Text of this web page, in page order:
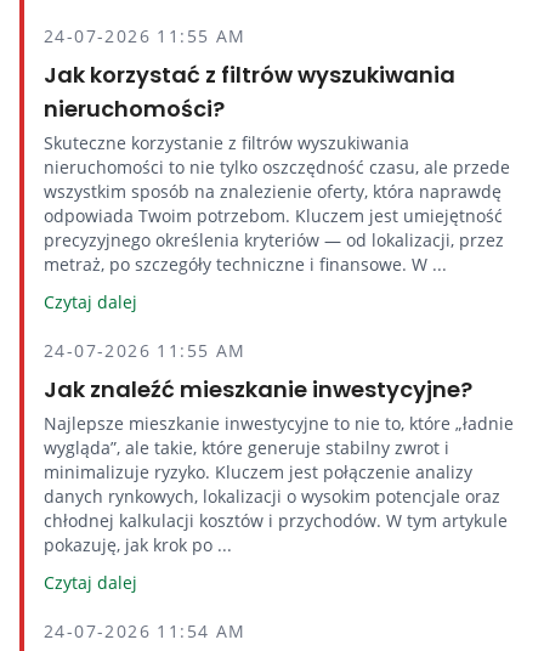
24-07-2026 11:55 AM
Jak korzystać z filtrów wyszukiwania
nieruchomości?
Skuteczne korzystanie z filtrów wyszukiwania
nieruchomości to nie tylko oszczędność czasu, ale przede
wszystkim sposób na znalezienie oferty, która naprawdę
odpowiada Twoim potrzebom. Kluczem jest umiejętność
precyzyjnego określenia kryteriów — od lokalizacji, przez
metraż, po szczegóły techniczne i finansowe. W ...
Czytaj dalej
24-07-2026 11:55 AM
Jak znaleźć mieszkanie inwestycyjne?
Najlepsze mieszkanie inwestycyjne to nie to, które „ładnie
wygląda”, ale takie, które generuje stabilny zwrot i
minimalizuje ryzyko. Kluczem jest połączenie analizy
danych rynkowych, lokalizacji o wysokim potencjale oraz
chłodnej kalkulacji kosztów i przychodów. W tym artykule
pokazuję, jak krok po ...
Czytaj dalej
24-07-2026 11:54 AM